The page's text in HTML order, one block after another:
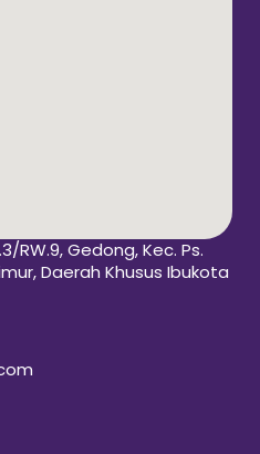
RW.9, Gedong, Kec. Ps.
Daerah Khusus Ibukota